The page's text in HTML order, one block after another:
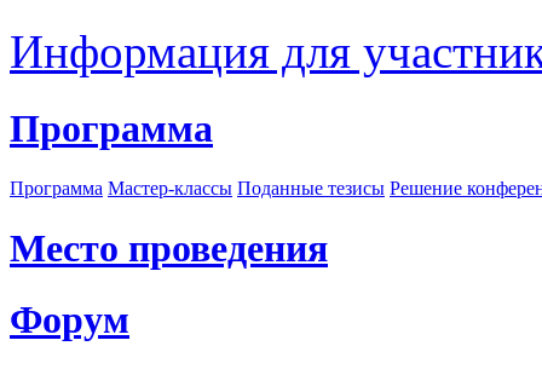
Информация для
Программа
Программа Мастер-классы Поданные тезисы Решение
Место проведения
Форум